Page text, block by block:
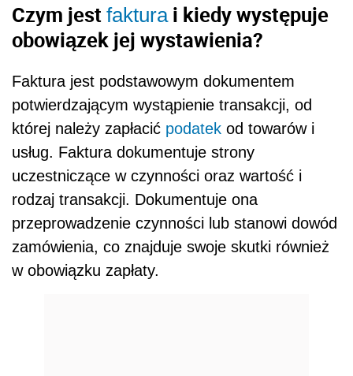
Czym jest fakturai kiedy występuje
obowiązek jej wystawienia?
Faktura jest podstawowym dokumentem
potwierdzającym wystąpienie transakcji, od
której należy zapłacić podatek od towarów i
usług. Faktura dokumentuje strony
uczestniczące w czynności oraz wartość i
rodzaj transakcji. Dokumentuje ona
przeprowadzenie czynności lub stanowi dowód
zamówienia, co znajduje swoje skutki również
w obowiązku zapłaty.